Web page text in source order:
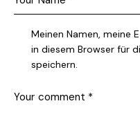
Meinen Namen, meine
in diesem Browser für
speichern.